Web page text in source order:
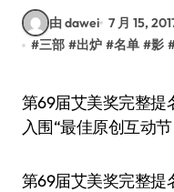
由 dawei 7 月 15,
#三部 #出炉 #名单 #影
第69届艾美奖完整提名名出炉，其中，三个VR影片
入围“最佳原创互动节
第69届艾美奖完整提